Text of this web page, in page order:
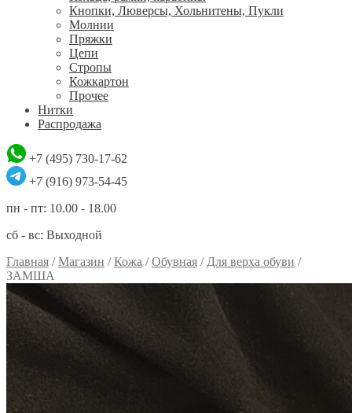
Кнопки, Люверсы, Хольнитены, Пукли
Молнии
Пряжки
Цепи
Стропы
Кожкартон
Прочее
Нитки
Распродажа
+7 (495) 730-17-62
+7 (916) 973-54-45
пн - пт: 10.00 - 18.00
сб - вс: Выходной
Главная /Магазин /Кожа /Обувная / Для верха обуви /
ЗАМША